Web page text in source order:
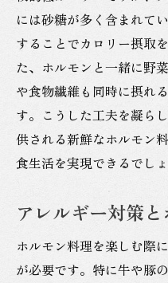
神保町駅居酒屋
わう
健康的なディナ
新鮮ホルモンを
には砂糖が多く含まれて
することでカロリー摂取
た、ホルモンと一緒に野
や食物繊維も同時に摂れ
す。こうした工夫を凝ら
供される新鮮なホルモン
食生活を実現できるでしょ
アレルギー対策
ホルモン料理を楽しむ際
が必要です。特に牛や豚